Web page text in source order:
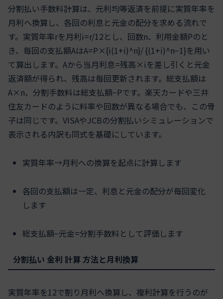
分割払い手数料計算は、元利均等返済を前提に実質年率を
月利へ換算し、各回の利息と元金の配分を求める流れで
す。実質年率rを月利i=r/12とし、回数n、利用金額Pのと
き、毎回の支払額AはA=P×{i(1+i)^n}/ {(1+i)^n−1}を用い
て算出します。Aから当月利息=残高×iを差し引くと元金
返済額が得られ、残高は毎回更新されます。総支払額は
A×n、分割手数料は総支払額−Pです。楽天カードや三井
住友カードのように料率や回数が異なる場合でも、この骨
子は同じです。VISAやJCBの分割払いシミュレーションで
表示される内訳も同式を基礎にしています。
実質年率→月利への換算を起点に計算します
各回の支払額は一定、利息と元金の配分が毎回変化
します
総支払額−元金=分割手数料として評価します
分割払い 金利 計算 方法と月利換算
実質年率を12で割り月利へ換算し、複利計算を行うのが